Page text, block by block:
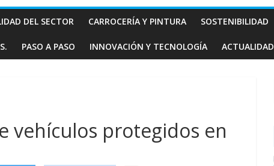
DEL SECTOR CARROCERÍA Y PINTURA SOSTENIBILIDAD
PASO A PASO INNOVACIÓN Y TECNOLOGÍA ACTUALIDAD
vehículos protegidos en